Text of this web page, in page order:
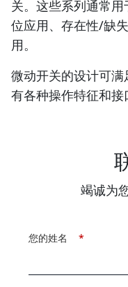
关。这些系列通常
位应用、存在性/缺
用。
微动开关的设计可
有各种操作特征和接
竭诚为
*
您的姓名